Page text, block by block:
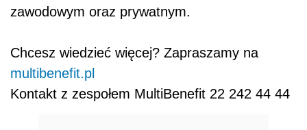
zawodowym oraz prywatnym.
Chcesz wiedzieć więcej? Zapraszamy na
multibenefit.pl
Kontakt z zespołem MultiBenefit 22 242 44 44